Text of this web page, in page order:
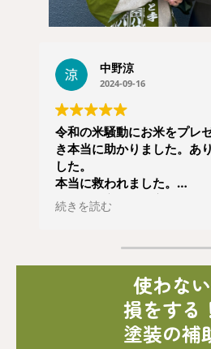
中野涼
2024-09-16
令和の米騒動にお米をプレ
き本当に助かりました。あ
した。
本当に救われました。
こんなに心優しい方がいる
しく思います。
続きを読む
使わな
損をする
塗装の補